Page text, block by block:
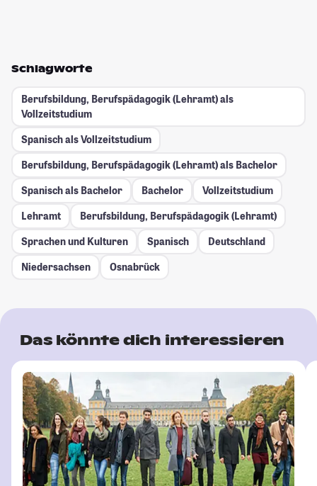
Schlagworte
Berufsbildung, Berufspädagogik (Lehramt) als
Vollzeitstudium
Spanisch als Vollzeitstudium
Berufsbildung, Berufspädagogik (Lehramt) als Bachelor
Spanisch als Bachelor
Bachelor
Vollzeitstudium
Lehramt
Berufsbildung, Berufspädagogik (Lehramt)
Sprachen und Kulturen
Spanisch
Deutschland
Niedersachsen
Osnabrück
Das könnte dich interessieren